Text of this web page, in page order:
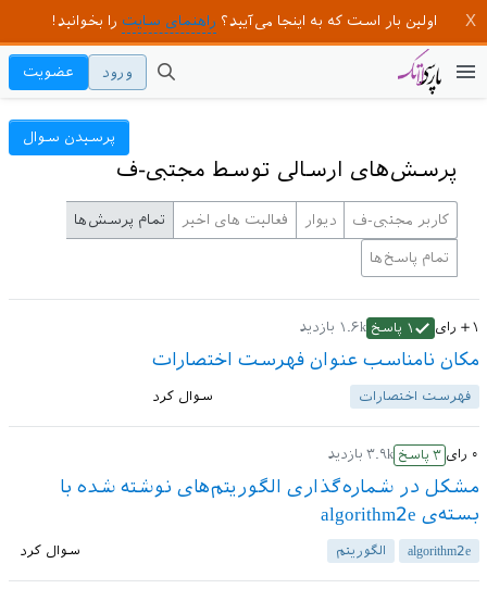
اولین بار است که به اینجا می‌آیید؟ راهنمای سایت را بخوانید!
ورود عضویت
پرسش‌های ارسالی توسط مجتبی-ف
پرسیدن سوال
کاربر مجتبی-ف دیوار فعالیت های اخیر تمام پرسش‌ها
تمام پاسخ‌ها
+۱ رای ۱ پاسخ ۱.۶k بازدید
مکان نامناسب عنوان فهرست اختصارات
فهرست اختصارات سوال کرد
۰ رای ۳ پاسخ ۳.۹k بازدید
مشکل در شماره‌گذاری الگوریتم‌های نوشته شده با
بسته‌ی algorithm2e
algorithm2e الگوریتم‌ سوال کرد